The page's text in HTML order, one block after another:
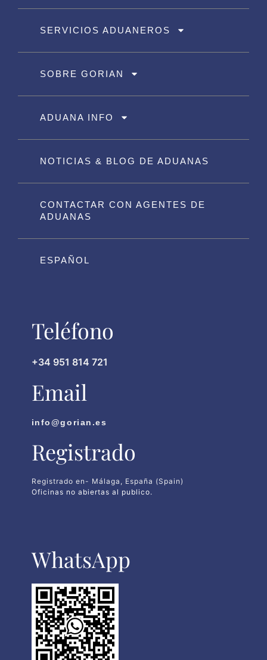
SERVICIOS ADUANEROS
SOBRE GORIAN
ADUANA INFO
NOTICIAS & BLOG DE ADUANAS
CONTACTAR CON AGENTES DE
ADUANAS
ESPAÑOL
Teléfono
+34 951 814 721
Email
info@gorian.es
Registrado
Registrado en- Málaga, España (Spain)
Oficinas no abiertas al publico.
WhatsApp​